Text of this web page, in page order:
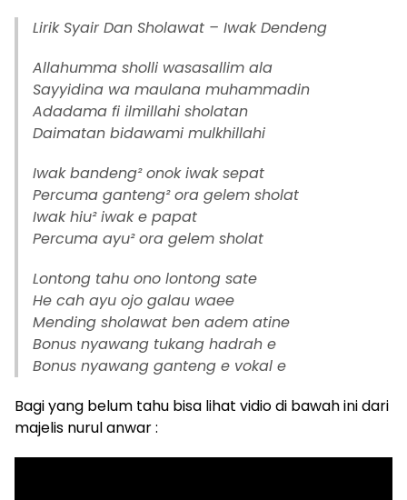
Lirik Syair Dan Sholawat – Iwak Dendeng
Allahumma sholli wasasallim ala
Sayyidina wa maulana muhammadin
Adadama fi ilmillahi sholatan
Daimatan bidawami mulkhillahi
Iwak bandeng² onok iwak sepat
Percuma ganteng² ora gelem sholat
Iwak hiu² iwak e papat
Percuma ayu² ora gelem sholat
Lontong tahu ono lontong sate
He cah ayu ojo galau waee
Mending sholawat ben adem atine
Bonus nyawang tukang hadrah e
Bonus nyawang ganteng e vokal e
Bagi yang belum tahu bisa lihat vidio di bawah ini dari
majelis nurul anwar :